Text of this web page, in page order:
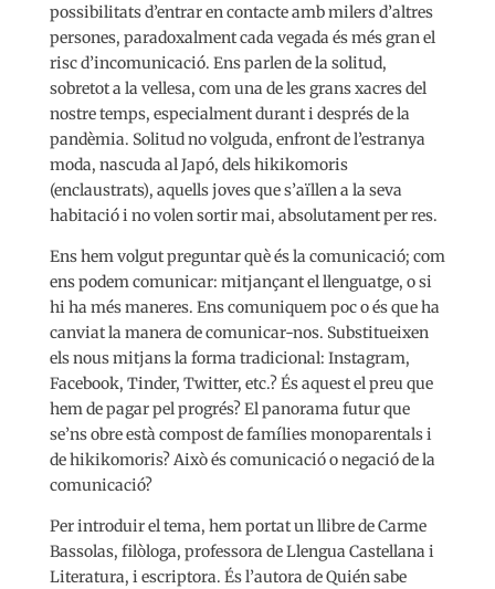
possibilitats d’entrar en contacte amb milers d’altres
persones, paradoxalment cada vegada és més gran el
risc d’incomunicació. Ens parlen de la solitud,
sobretot a la vellesa, com una de les grans xacres del
nostre temps, especialment durant i després de la
pandèmia. Solitud no volguda, enfront de l’estranya
moda, nascuda al Japó, dels hikikomoris
(enclaustrats), aquells joves que s’aïllen a la seva
habitació i no volen sortir mai, absolutament per res.
Ens hem volgut preguntar què és la comunicació; com
ens podem comunicar: mitjançant el llenguatge, o si
hi ha més maneres. Ens comuniquem poc o és que ha
canviat la manera de comunicar-nos. Substitueixen
els nous mitjans la forma tradicional: Instagram,
Facebook, Tinder, Twitter, etc.? És aquest el preu que
hem de pagar pel progrés? El panorama futur que
se’ns obre està compost de famílies monoparentals i
de hikikomoris? Això és comunicació o negació de la
comunicació?
Per introduir el tema, hem portat un llibre de Carme
Bassolas, filòloga, professora de Llengua Castellana i
Literatura, i escriptora. És l’autora de Quién sabe